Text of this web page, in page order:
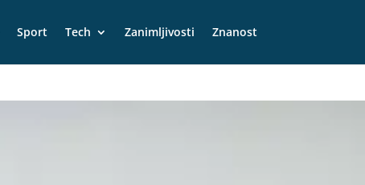
Sport Tech Zanimljivosti Znanost